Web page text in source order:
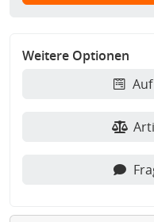
Weitere Optionen